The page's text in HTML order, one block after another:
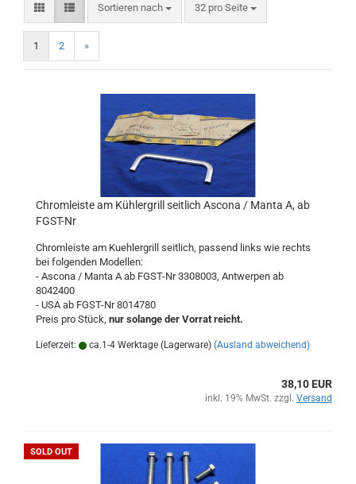
Sortieren nach
Sortieren nach 32 pro Seite
pro Seite
1 2 »
Chromleiste am Kühlergrill seitlich Ascona / Manta A, ab
FGST-Nr
Chromleiste am Kuehlergrill seitlich, passend links wie rechts
bei folgenden Modellen:
- Ascona / Manta A ab FGST-Nr 3308003, Antwerpen ab
8042400
- USA ab FGST-Nr 8014780
Preis pro Stück, nur solange der Vorrat reicht.
Lieferzeit: ca.1-4 Werktage (Lagerware) (Ausland abweichend)
38,10 EUR
inkl. 19% MwSt. zzgl. Versand
SOLD OUT